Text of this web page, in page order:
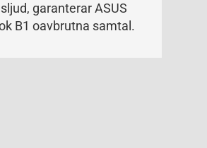
garanterar ASUS
B1 oavbrutna samtal.